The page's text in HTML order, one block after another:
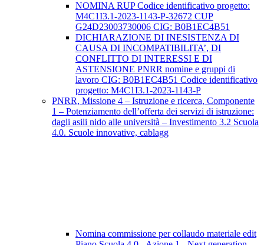
NOMINA RUP Codice identificativo progetto:
M4C1I3.1-2023-1143-P-32672 CUP
G24D23003730006 CIG: B0B1EC4B51
DICHIARAZIONE DI INESISTENZA DI
CAUSA DI INCOMPATIBILITA’, DI
CONFLITTO DI INTERESSI E DI
ASTENSIONE PNRR nomine e gruppi di
lavoro CIG: B0B1EC4B51 Codice identificativo
progetto: M4C1I3.1-2023-1143-P
PNRR, Missione 4 – Istruzione e ricerca, Componente
1 – Potenziamento dell’offerta dei servizi di istruzione:
dagli asili nido alle università – Investimento 3.2 Scuola
4.0. Scuole innovative, cablagg
Nomina commissione per collaudo materiale edit